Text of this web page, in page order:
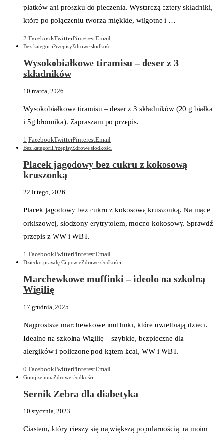
płatków ani proszku do pieczenia. Wystarczą cztery składniki,
które po połączeniu tworzą miękkie, wilgotne i …
2 FacebookTwitterPinterestEmail
Bez kategoriiPrzepisyZdrowe słodkości
Wysokobiałkowe tiramisu – deser z 3
składników
10 marca, 2026
Wysokobiałkowe tiramisu – deser z 3 składników (20 g białka
i 5g błonnika). Zapraszam po przepis.
1 FacebookTwitterPinterestEmail
Bez kategoriiPrzepisyZdrowe słodkości
Placek jagodowy bez cukru z kokosową
kruszonką
22 lutego, 2026
Placek jagodowy bez cukru z kokosową kruszonką. Na mące
orkiszowej, słodzony erytrytolem, mocno kokosowy. Sprawdź
przepis z WW i WBT.
1 FacebookTwitterPinterestEmail
Dziecko prawdę Ci powieZdrowe słodkości
Marchewkowe muffinki – ideolo na szkolną
Wigilię
17 grudnia, 2025
Najprostsze marchewkowe muffinki, które uwielbiają dzieci.
Idealne na szkolną Wigilię – szybkie, bezpieczne dla
alergików i policzone pod kątem kcal, WW i WBT.
0 FacebookTwitterPinterestEmail
Gotuj ze mnąZdrowe słodkości
Sernik Zebra dla diabetyka
10 stycznia, 2023
Ciastem, który cieszy się największą popularnością na moim